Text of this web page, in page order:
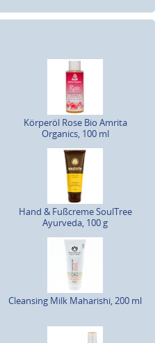
Körperöl Rose Bio Amrita
Organics, 100 ml
Hand & Fußcreme SoulTree
Ayurveda, 100 g
Cleansing Milk Maharishi, 200 ml